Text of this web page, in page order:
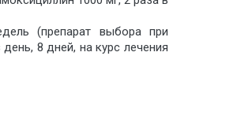
(препарат выбора при
8 дней, на курс лечения